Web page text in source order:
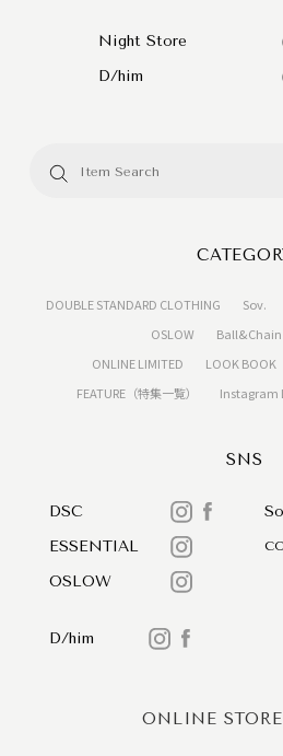
Night Store
D/him
DOUBLE STANDARD CLOTHING Sov.
OSLOW
Ball&Chain
ONLINE LIMITED
LOOK BOOK
FEATURE（特集一覧）
Instagram
SNS
DSC
ESSENTIAL
OSLOW
D/him
ONLINE